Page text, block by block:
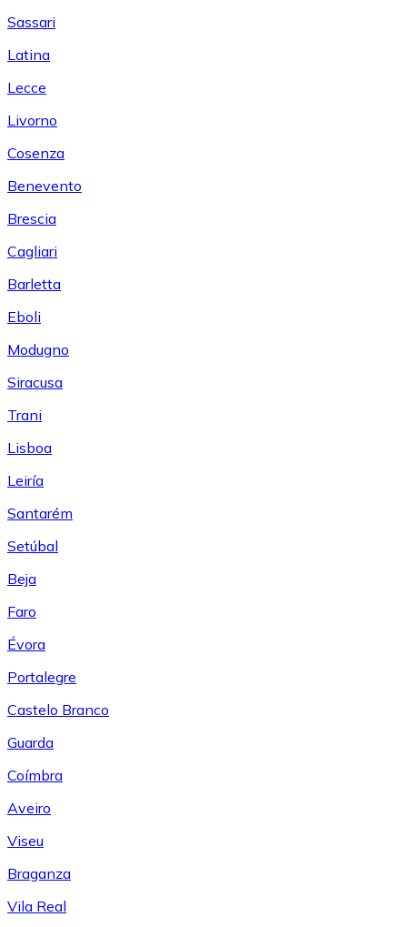
Sassari
Latina
Lecce
Livorno
Cosenza
Benevento
Brescia
Cagliari
Barletta
Eboli
Modugno
Siracusa
Trani
Lisboa
Leiría
Santarém
Setúbal
Beja
Faro
Évora
Portalegre
Castelo Branco
Guarda
Coímbra
Aveiro
Viseu
Braganza
Vila Real